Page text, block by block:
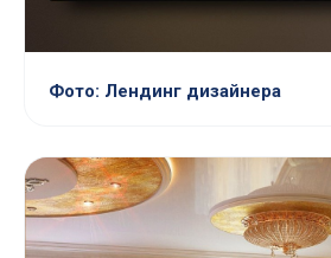
Фото: Лендинг дизайнера